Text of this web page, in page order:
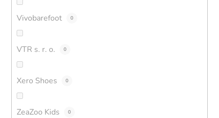
Vivobarefoot 0
VTR s. r. o. 0
Xero Shoes 0
ZeaZoo Kids 0